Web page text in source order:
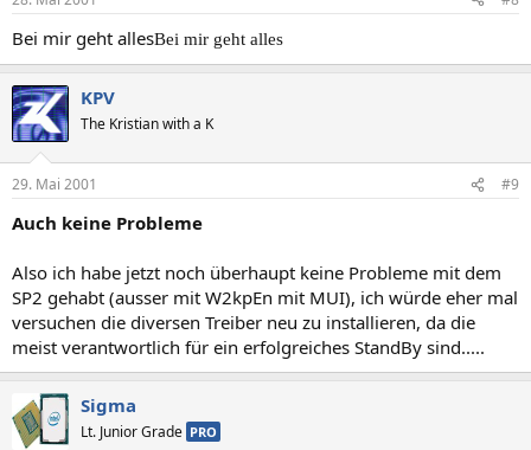
Bei mir geht allesBei mir geht alles
KPV
The Kristian with a K
29. Mai 2001 #9
Auch keine Probleme
Also ich habe jetzt noch überhaupt keine Probleme mit dem
SP2 gehabt (ausser mit W2kpEn mit MUI), ich würde eher mal
versuchen die diversen Treiber neu zu installieren, da die
meist verantwortlich für ein erfolgreiches StandBy sind.....
Sigma
Lt. Junior Grade PRO